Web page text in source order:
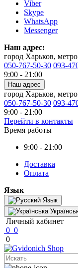
Viber
Skype
WhatsApp
Messenger
Наш адрес:
город Харьков,
050-767-50-30 093-
9:00 - 21:00
Наш адрес
город Харьков,
050-767-50-30 093-
9:00 - 21:00
Перейти в контакты
Время работы
9:00 - 21:00
Доставка
Оплата
Язык
Язык
Личный кабинет
0 0
0